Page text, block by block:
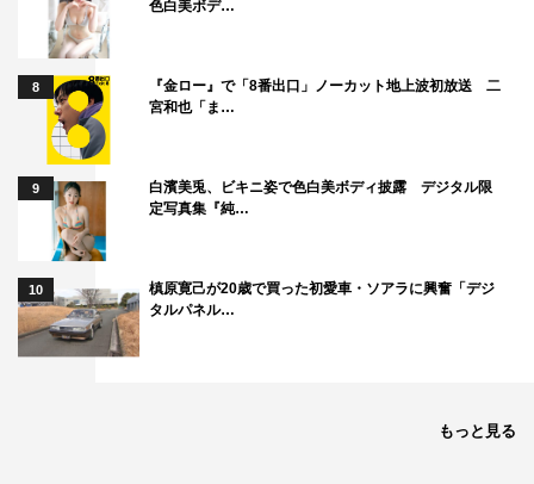
ヤングチーム：西村瑞樹（バイきんぐ）、丸山桂里奈、町
田啓太、本田望結
色白美ボデ…
8
『金ロー』で「8番出口」ノーカット地上波初放送 二
宮和也「ま…
9
白濱美兎、ビキニ姿で色白美ボディ披露 デジタル限
定写真集『純…
10
槙原寛己が20歳で買った初愛車・ソアラに興奮「デジ
タルパネル…
もっと見る